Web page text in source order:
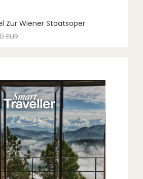
Zur Wiener Staatsoper
EUR